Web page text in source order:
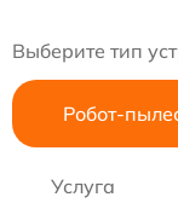
Выберите тип
Робот-
Услуга